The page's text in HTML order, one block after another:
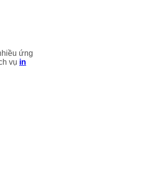
ứng
vụ in